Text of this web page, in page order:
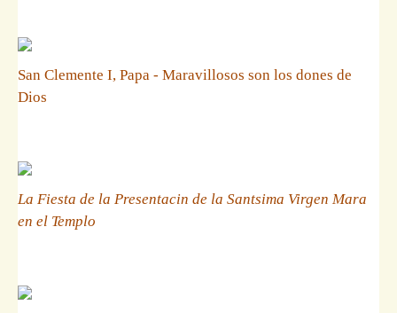
San Clemente I, Papa - Maravillosos son los dones de
Dios
La Fiesta de la Presentacin de la Santsima Virgen Mara
en el Templo